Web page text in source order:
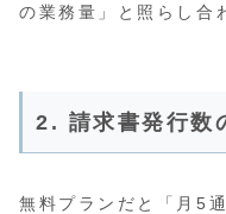
の業務量」と照らし合
2. 請求書発行数
無料プランだと「月5